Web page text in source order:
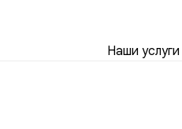
Наши услуги